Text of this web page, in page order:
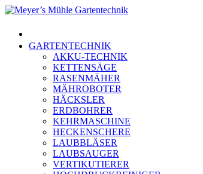
Skip
main
contentGARTENTECHNIK
AKKU-TECHNIK
KETTENSÄGE
RASENMÄHER
MÄHROBOTER
HÄCKSLER
ERDBOHRER
KEHRMASCHINE
HECKENSCHERE
LAUBBLÄSER
LAUBSAUGER
VERTIKUTIERER